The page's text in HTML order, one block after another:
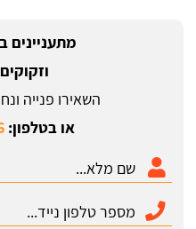
מתעניינים
השאירו פנייה
או בטלפון: